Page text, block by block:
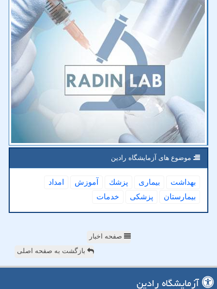
موضوع های آزمایشگاه رادین
بهداشت بیماری پزشك آموزش
امداد
بیمارستان
پزشكی خدمات
صفحه اخبار
بازگشت به صفحه اصلی
آزمایشگاه رادین